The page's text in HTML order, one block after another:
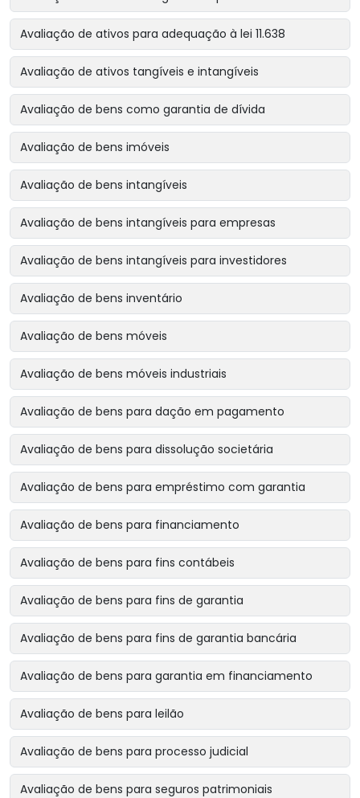
Avaliação de ativos para adequação à lei 11.638
Avaliação de ativos tangíveis e intangíveis
Avaliação de bens como garantia de dívida
Avaliação de bens imóveis
Avaliação de bens intangíveis
Avaliação de bens intangíveis para empresas
Avaliação de bens intangíveis para investidores
Avaliação de bens inventário
Avaliação de bens móveis
Avaliação de bens móveis industriais
Avaliação de bens para dação em pagamento
Avaliação de bens para dissolução societária
Avaliação de bens para empréstimo com garantia
Avaliação de bens para financiamento
Avaliação de bens para fins contábeis
Avaliação de bens para fins de garantia
Avaliação de bens para fins de garantia bancária
Avaliação de bens para garantia em financiamento
Avaliação de bens para leilão
Avaliação de bens para processo judicial
Avaliação de bens para seguros patrimoniais